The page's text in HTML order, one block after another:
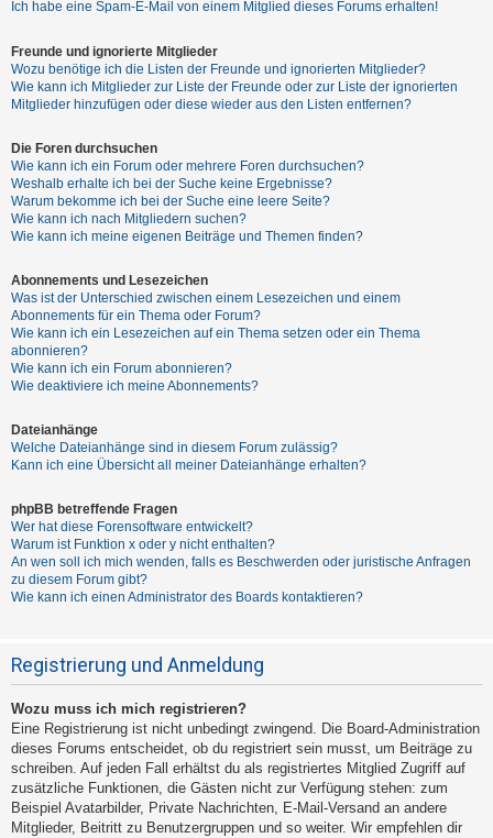
T
h
e
e
n
u
c
h
e
F
A
Ich habe eine Spam-E-Mail von einem Mitglied dieses Forums erhalten!
Freunde und ignorierte Mitglieder
Wozu benötige ich die Listen der Freunde und ignorierten Mitglieder?
Wie kann ich Mitglieder zur Liste der Freunde oder zur Liste der ignorierten
Mitglieder hinzufügen oder diese wieder aus den Listen entfernen?
Die Foren durchsuchen
Wie kann ich ein Forum oder mehrere Foren durchsuchen?
Weshalb erhalte ich bei der Suche keine Ergebnisse?
Warum bekomme ich bei der Suche eine leere Seite?
Wie kann ich nach Mitgliedern suchen?
Wie kann ich meine eigenen Beiträge und Themen finden?
Abonnements und Lesezeichen
Was ist der Unterschied zwischen einem Lesezeichen und einem
Abonnements für ein Thema oder Forum?
Wie kann ich ein Lesezeichen auf ein Thema setzen oder ein Thema
abonnieren?
Wie kann ich ein Forum abonnieren?
Wie deaktiviere ich meine Abonnements?
Dateianhänge
Welche Dateianhänge sind in diesem Forum zulässig?
Kann ich eine Übersicht all meiner Dateianhänge erhalten?
phpBB betreffende Fragen
Wer hat diese Forensoftware entwickelt?
Warum ist Funktion x oder y nicht enthalten?
An wen soll ich mich wenden, falls es Beschwerden oder juristische Anfragen
zu diesem Forum gibt?
Wie kann ich einen Administrator des Boards kontaktieren?
Registrierung und Anmeldung
Wozu muss ich mich registrieren?
Eine Registrierung ist nicht unbedingt zwingend. Die Board-Administration
dieses Forums entscheidet, ob du registriert sein musst, um Beiträge zu
schreiben. Auf jeden Fall erhältst du als registriertes Mitglied Zugriff auf
zusätzliche Funktionen, die Gästen nicht zur Verfügung stehen: zum
Beispiel Avatarbilder, Private Nachrichten, E-Mail-Versand an andere
Mitglieder, Beitritt zu Benutzergruppen und so weiter. Wir empfehlen dir